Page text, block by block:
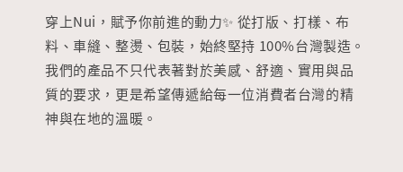
穿上Nui，賦予你前進的動力✨ 從打版、打樣、布
料、車縫、整燙、包裝，始終堅持 100%台灣製造。
我們的產品不只代表著對於美感、舒適、實用與品
質的要求，更是希望傳遞給每一位消費者台灣的精
神與在地的溫暖。